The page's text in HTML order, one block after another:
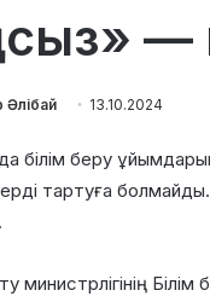
—
Әлібай 13.10.2024
білім беру
тартуға
министрлігінің